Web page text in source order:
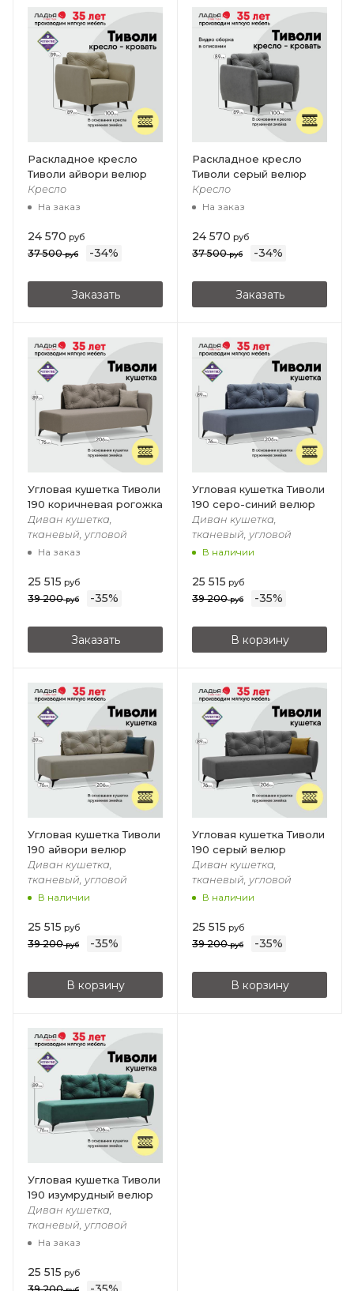
Раскладное кресло
Тиволи айвори велюр
Кресло
На заказ
24 570 руб
37 500руб -34%
Заказать
Раскладное кресло
Тиволи серый велюр
Кресло
На заказ
24 570 руб
37 500руб -34%
Заказать
Угловая кушетка Тиволи
190 коричневая рогожка
Диван кушетка,
тканевый, угловой
На заказ
25 515 руб
39 200руб -35%
Заказать
Угловая кушетка Тиволи
190 серо-синий велюр
Диван кушетка,
тканевый, угловой
В наличии
25 515 руб
39 200руб -35%
В корзину
Угловая кушетка Тиволи
190 айвори велюр
Диван кушетка,
тканевый, угловой
В наличии
25 515 руб
39 200руб -35%
В корзину
Угловая кушетка Тиволи
190 серый велюр
Диван кушетка,
тканевый, угловой
В наличии
25 515 руб
39 200руб -35%
В корзину
Угловая кушетка Тиволи
190 изумрудный велюр
Диван кушетка,
тканевый, угловой
На заказ
25 515 руб